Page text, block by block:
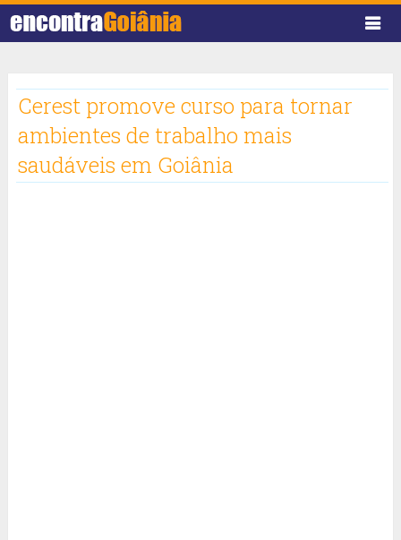
Cerest promove curso para tornar
ambientes de trabalho mais
saudáveis em Goiânia